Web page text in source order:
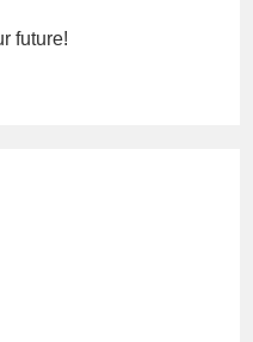
future!